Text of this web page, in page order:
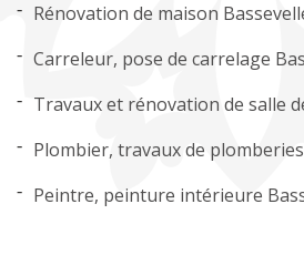
Rénovation de maison
Carreleur, pose de carrelage
Travaux et rénovation de salle
Plombier, travaux de
Peintre, peinture intérieure